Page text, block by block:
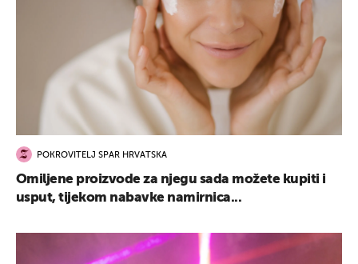
POKROVITELJ SPAR HRVATSKA
Omiljene proizvode za njegu sada možete kupiti i
usput, tijekom nabavke namirnica...